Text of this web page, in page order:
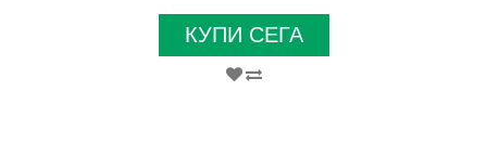
КУПИ СЕГА